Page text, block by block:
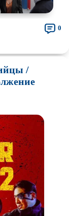
0
/